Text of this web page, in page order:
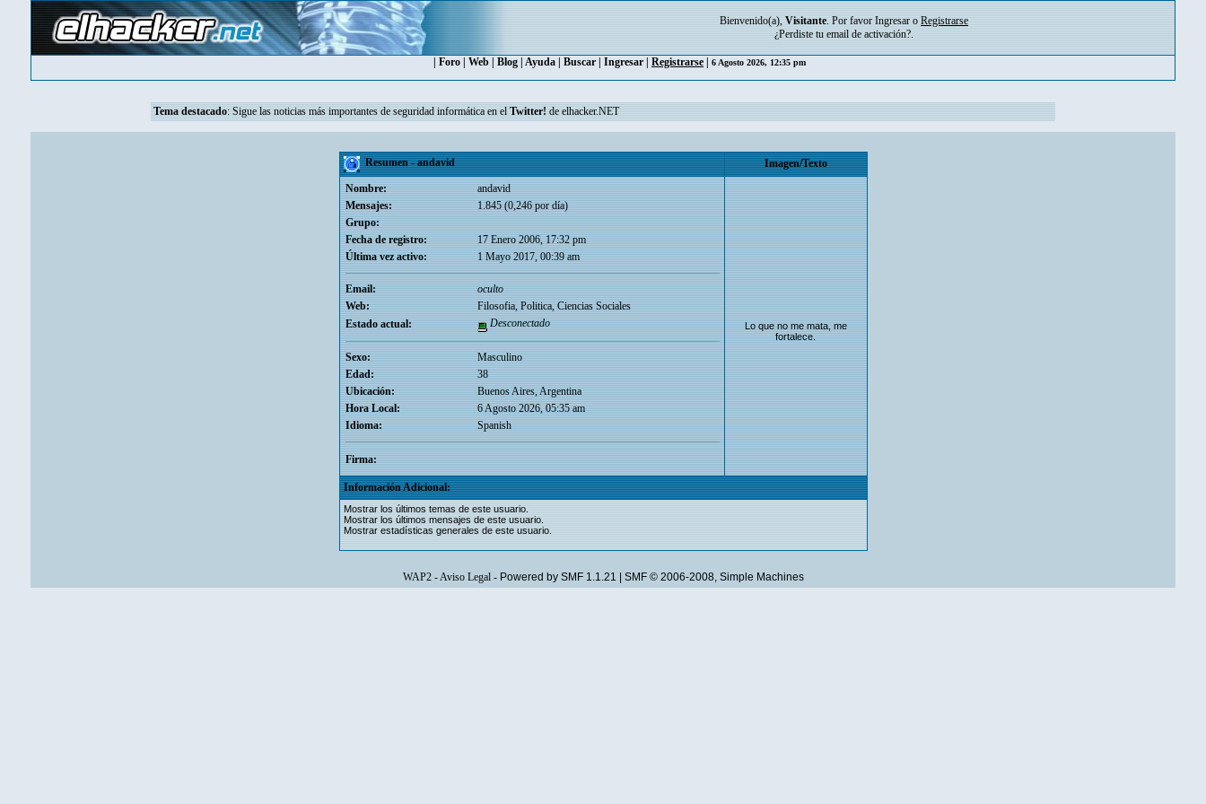
Bienvenido(a), Visitante. Por favor Ingresar o Registrarse
¿Perdiste tu email de activación?.
Foro Web Blog Ayuda Buscar Ingresar Registrarse 6 Agosto 2026, 12:35 pm
Tema destacado: Sigue las noticias más importantes de seguridad informática en el Twitter! de elhacker.NET
Resumen - andavid
Imagen/Texto
Nombre:
andavid
Mensajes:
1.845 (0,246 por día)
Grupo:
Fecha de registro:
17 Enero 2006, 17:32 pm
Última vez activo:
1 Mayo 2017, 00:39 am
Email:
oculto
Web:
Filosofia, Politica, Ciencias Sociales
Estado actual:
Desconectado
Sexo:
Masculino
Edad:
38
Ubicación:
Buenos Aires, Argentina
Hora Local:
6 Agosto 2026, 05:35 am
Idioma:
Spanish
Firma:
Lo que no me mata, me
fortalece.
Información Adicional:
Mostrar los últimos temas de este usuario.
Mostrar los últimos mensajes de este usuario.
Mostrar estadísticas generales de este usuario.
WAP2-Aviso Legal- Powered by SMF 1.1.21 SMF © 2006-2008, Simple Machines